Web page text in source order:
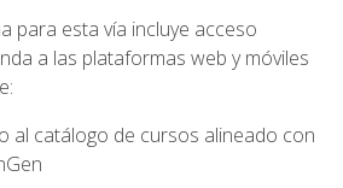
para esta vía incluye acceso
a las plataformas web y móviles
al catálogo de cursos alineado con